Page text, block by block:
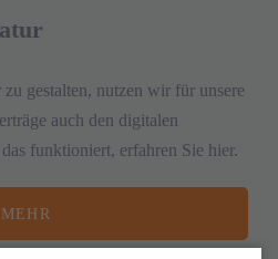
zu gestalten, nutzen wir für unsere
auch den digitalen
funktioniert, erfahren Sie hier.
MEHR